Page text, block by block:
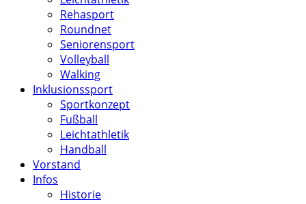
Rehasport
Roundnet
Seniorensport
Volleyball
Walking
Inklusionssport
Sportkonzept
Fußball
Leichtathletik
Handball
Vorstand
Infos
Historie